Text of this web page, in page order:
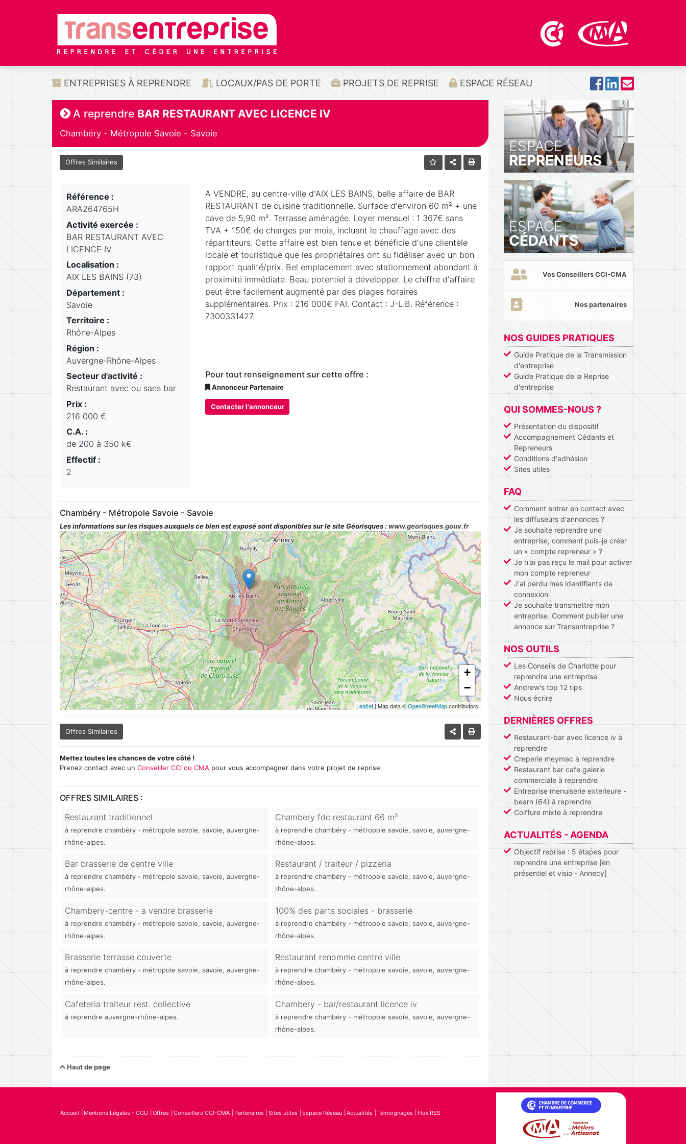
ENTREPRISES À REPRENDRE LOCAUX/PAS DE PORTE PROJETS DE REPRISE ESPACE RÉSEAU
A reprendre BAR RESTAURANT AVEC LICENCE IV
Chambéry - Métropole Savoie - Savoie
Offres Similaires
Référence :
ARA264765H
Activité exercée :
BAR RESTAURANT AVEC
LICENCE IV
Localisation :
AIX LES BAINS (73)
Département :
Savoie
Territoire :
Rhône-Alpes
Région :
Auvergne-Rhône-Alpes
Secteur d'activité :
Restaurant avec ou sans bar
Prix :
216 000 €
C.A. :
de 200 à 350 k€
Effectif :
2
A VENDRE, au centre-ville d'AIX LES BAINS, belle affaire de BAR
RESTAURANT de cuisine traditionnelle. Surface d'environ 60 m² + une
cave de 5,90 m². Terrasse aménagée. Loyer mensuel : 1 367€ sans
TVA + 150€ de charges par mois, incluant le chauffage avec des
répartiteurs. Cette affaire est bien tenue et bénéficie d'une clientèle
locale et touristique que les propriétaires ont su fidéliser avec un bon
rapport qualité/prix. Bel emplacement avec stationnement abondant à
proximité immédiate. Beau potentiel à développer. Le chiffre d'affaire
peut être facilement augmenté par des plages horaires
supplémentaires. Prix : 216 000€ FAI. Contact : J-L.B. Référence :
7300331427.
Pour tout renseignement sur cette offre :
Annonceur Partenaire
Contacter l'annonceur
Chambéry - Métropole Savoie - Savoie
Les informations sur les risques auxquels ce bien est exposé sont disponibles sur le site Géorisques : www.georisques.gouv.fr
+
−
Leaflet| Map data ©OpenStreetMapcontributors
Offres Similaires
Mettez toutes les chances de votre côté !
Prenez contact avec un Conseiller CCI ou CMA pour vous accompagner dans votre projet de reprise.
OFFRES SIMILAIRES :
Restaurant traditionnel
à reprendre chambéry - métropole savoie, savoie, auvergne-
rhône-alpes.
Chambery fdc restaurant 66 m²
à reprendre chambéry - métropole savoie, savoie, auvergne-
rhône-alpes.
Bar brasserie de centre ville
à reprendre chambéry - métropole savoie, savoie, auvergne-
rhône-alpes.
Restaurant / traiteur / pizzeria
à reprendre chambéry - métropole savoie, savoie, auvergne-
rhône-alpes.
Chambery-centre - a vendre brasserie
à reprendre chambéry - métropole savoie, savoie, auvergne-
rhône-alpes.
100% des parts sociales - brasserie
à reprendre chambéry - métropole savoie, savoie, auvergne-
rhône-alpes.
Brasserie terrasse couverte
à reprendre chambéry - métropole savoie, savoie, auvergne-
rhône-alpes.
Restaurant renomme centre ville
à reprendre chambéry - métropole savoie, savoie, auvergne-
rhône-alpes.
Cafeteria traiteur rest. collective
à reprendre auvergne-rhône-alpes.
Chambery - bar/restaurant licence iv
à reprendre chambéry - métropole savoie, savoie, auvergne-
rhône-alpes.
Haut de page
ESPACE
REPRENEURS
ESPACE
CÉDANTS
Vos Conseillers CCI-CMA
Nos partenaires
NOS GUIDES PRATIQUES
Guide Pratique de la Transmission
d'entreprise
Guide Pratique de la Reprise
d'entreprise
QUI SOMMES-NOUS ?
Présentation du dispositif
Accompagnement Cédants et
Repreneurs
Conditions d'adhésion
Sites utiles
FAQ
Comment entrer en contact avec
les diffuseurs d'annonces ?
Je souhaite reprendre une
entreprise, comment puis-je créer
un « compte repreneur » ?
Je n'ai pas reçu le mail pour activer
mon compte repreneur
J'ai perdu mes identifiants de
connexion
Je souhaite transmettre mon
entreprise. Comment publier une
annonce sur Transentreprise ?
NOS OUTILS
Les Conseils de Charlotte pour
reprendre une entreprise
Andrew's top 12 tips
Nous écrire
DERNIÈRES OFFRES
Restaurant-bar avec licence iv à
reprendre
Creperie meymac à reprendre
Restaurant bar cafe galerie
commerciale à reprendre
Entreprise menuiserie exterieure -
bearn (64) à reprendre
Coiffure mixte à reprendre
ACTUALITÉS - AGENDA
Objectif reprise : 5 étapes pour
reprendre une entreprise [en
présentiel et visio - Annecy]
Accueil Mentions Légales - CGU Offres Conseillers CCI-CMA Partenaires Sites utiles Espace Réseau Actualités Témoignages Flux RSS